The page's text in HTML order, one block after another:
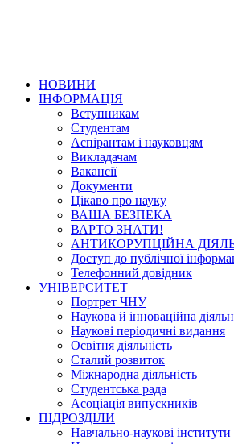
НОВИНИ
ІНФОРМАЦІЯ
Вступникам
Студентам
Аспірантам і науковцям
Викладачам
Вакансії
Документи
Цікаво про науку
ВАША БЕЗПЕКА
ВАРТО ЗНАТИ!
АНТИКОРУПЦІЙНА
Доступ до публічної
Телефонний довідник
УНІВЕРСИТЕТ
Портрет ЧНУ
Наукова й інноваційна
Наукові періодичні видання
Освітня діяльність
Сталий розвиток
Міжнародна діяльність
Студентська рада
Асоціація випускників
ПІДРОЗДІЛИ
Навчально-наукові інститути